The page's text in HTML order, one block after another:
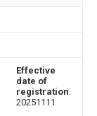
Effective
date of
registration:
20251111